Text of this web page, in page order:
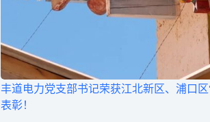
丰道电力党支部书记荣获江北新区、浦口区
表彰！